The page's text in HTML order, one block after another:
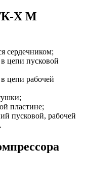
Х М
сердечником;
цепи пусковой
цепи рабочей
пластине;
пусковой, рабочей